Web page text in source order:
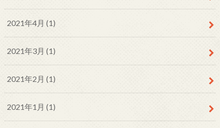
2021年4月 (1)
2021年3月 (1)
2021年2月 (1)
2021年1月 (1)